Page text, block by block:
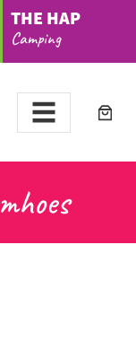
THE HAP
Camping